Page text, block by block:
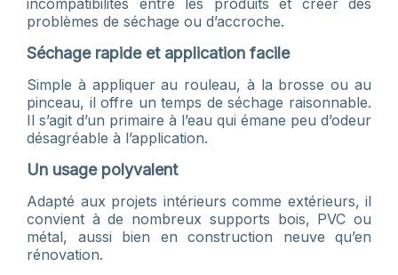
problèmes de séchage ou d’accroche.
Séchage rapide et application facile
Simple à appliquer au rouleau, à la brosse ou au
pinceau, il offre un temps de séchage raisonnable.
Il s’agit d’un primaire à l’eau qui émane peu d’odeur
désagréable à l’application.
Un usage polyvalent
Adapté aux projets intérieurs comme extérieurs, il
convient à de nombreux supports bois, PVC ou
métal, aussi bien en construction neuve qu’en
rénovation.